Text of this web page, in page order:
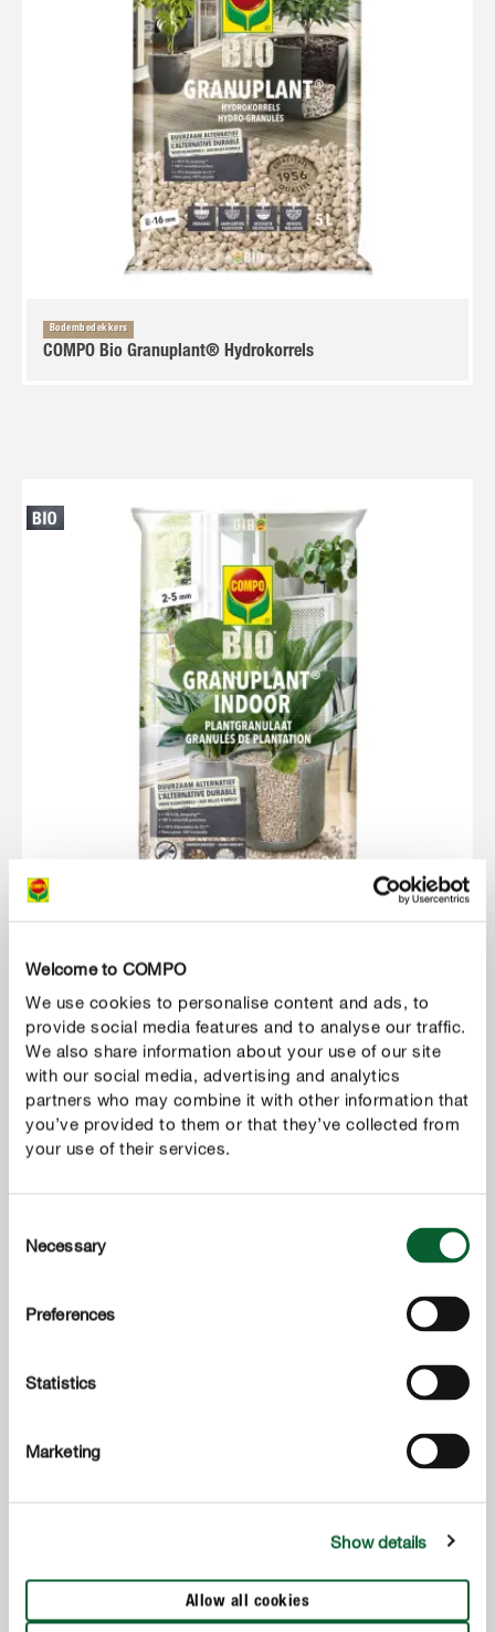
Welcome to COMPO
We use cookies to personalise content and ads, to
provide social media features and to analyse our traffic.
We also share information about your use of our site
with our social media, advertising and analytics
partners who may combine it with other information that
you’ve provided to them or that they’ve collected from
your use of their services.
Selection
Necessary
Preferences
Statistics
Marketing
Show details
Allow all cookies
Bodembedekkers
COMPO Bio Granuplant® Hydrokorrels
COMPO Bio Granuplant® Indoor Hydrokorrels
Bodembedekkers